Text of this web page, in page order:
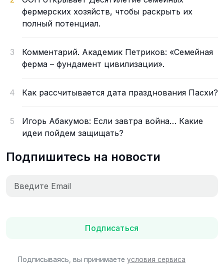
фермерских хозяйств, чтобы раскрыть их
полный потенциал.
3
Комментарий. Академик Петриков: «Семейная
ферма – фундамент цивилизации».
4 Как рассчитывается дата празднования Пасхи?
5
Игорь Абакумов: Если завтра война… Какие
идеи пойдем защищать?
Подпишитесь на новости
Подписаться
Подписываясь, вы принимаете условия сервиса